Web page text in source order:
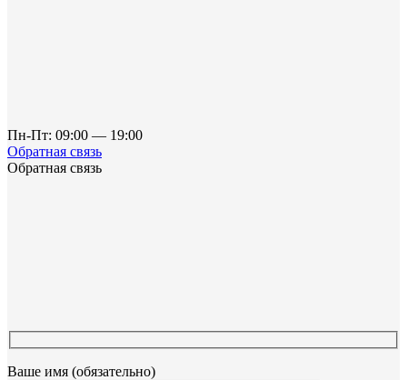
Пн-Пт: 09:00 — 19:00
Обратная связь
Обратная связь
Ваше имя (обязательно)